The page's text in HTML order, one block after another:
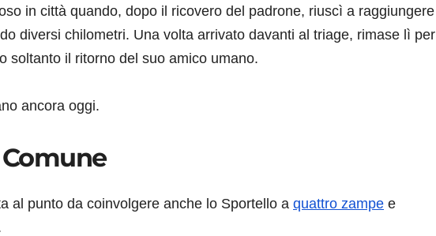
in città quando, dopo il ricovero del padrone, riuscì a raggiungere
diversi chilometri. Una volta arrivato davanti al triage, rimase lì per
soltanto il ritorno del suo amico umano.
ancora oggi.
al punto da coinvolgere anche lo Sportello a quattro zampe e